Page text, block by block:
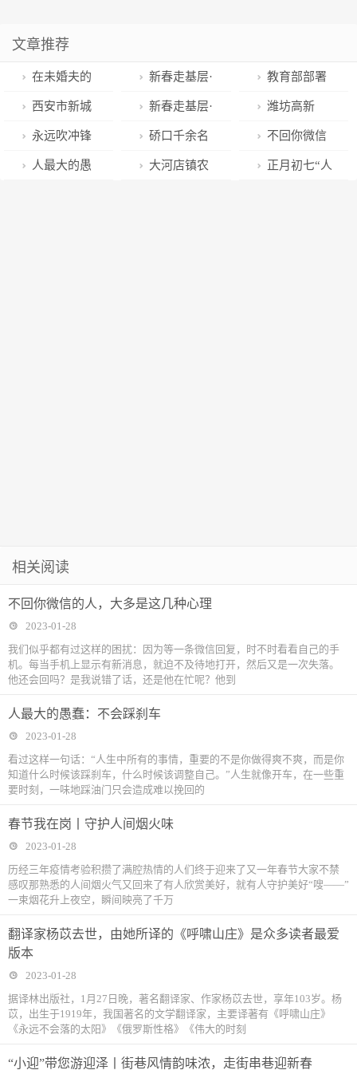
文章推荐
在未婚夫的
鼓励下，我体
验了人生第一
次相亲
新春走基层·
科普蓝丨带孩
子们过一个“科
技范”的新年
教育部部署
做好2023年普
通高校招生工
作
西安市新城
区市场监管局
圆满完成2023
新春走基层·
共富绿丨小山
村解锁乡村振
潍坊高新
区：“稳”中有
进 持续壮大主
永远吹冲锋
号 一体推进不
硚口千余名
环卫工“洗刷刮
不回你微信
的人，大多是
人最大的愚 大河店镇农 正月初七“人
相关阅读
不回你微信的人，大多是这几种心理
2023-01-28
我们似乎都有过这样的困扰：因为等一条微信回复，时不时看看自己的手
机。每当手机上显示有新消息，就迫不及待地打开，然后又是一次失落。
他还会回吗？是我说错了话，还是他在忙呢？他到
人最大的愚蠢：不会踩刹车
2023-01-28
看过这样一句话：“人生中所有的事情，重要的不是你做得爽不爽，而是你
知道什么时候该踩刹车，什么时候该调整自己。”人生就像开车，在一些重
要时刻，一味地踩油门只会造成难以挽回的
春节我在岗丨守护人间烟火味
2023-01-28
历经三年疫情考验积攒了满腔热情的人们终于迎来了又一年春节大家不禁
感叹那熟悉的人间烟火气又回来了有人欣赏美好，就有人守护美好“嗖——”
一束烟花升上夜空，瞬间映亮了千万
翻译家杨苡去世，由她所译的《呼啸山庄》是众多读者最爱
版本
2023-01-28
据译林出版社，1月27日晚，著名翻译家、作家杨苡去世，享年103岁。杨
苡，出生于1919年，我国著名的文学翻译家，主要译著有《呼啸山庄》
《永远不会落的太阳》《俄罗斯性格》《伟大的时刻
“小迎”带您游迎泽丨街巷风情韵味浓，走街串巷迎新春